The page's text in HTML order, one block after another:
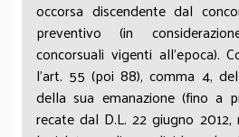
bilancio allorquando
e/o legale risulta estinta per
causa, o trasferita”. Il par. 73,
effetti dell’eliminazione
realizzano alla data in cui
diviene efficace; in caso di
occorsa discendente dal
preventivo (in
concorsuali vigenti all’epoca).
l’art. 55 (poi 88), comma 4,
della sua emanazione (fino a
recate dal D.L. 22 giugno